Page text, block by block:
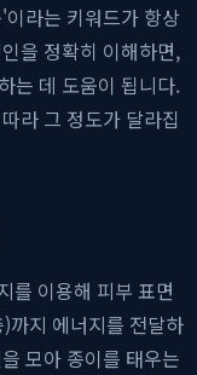
라는 키워드가 항상
을 정확히 이해하면,
는 데 도움이 됩니다.
라 그 정도가 달라집
를 이용해 피부 표면
까지 에너지를 전달하
모아 종이를 태우는